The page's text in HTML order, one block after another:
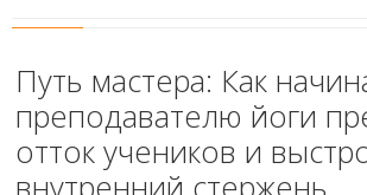
Путь мастера: Как
преподавателю йоги
отток учеников и
внутренний стержень